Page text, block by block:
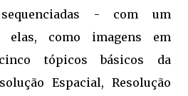
- com um
elas, como imagens em
tópicos básicos da
Espacial, Resolução